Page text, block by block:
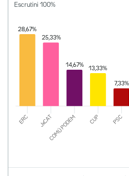
Escrutini 100%